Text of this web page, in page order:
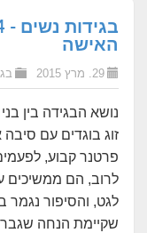
האישה
29. מרץ 2015
נושא הבגידה בין
זוג בוגדים עם
פרטנר קבוע,
לרוב, הם ממשיכים
לגט, והסיפור
שקיימת הנחה